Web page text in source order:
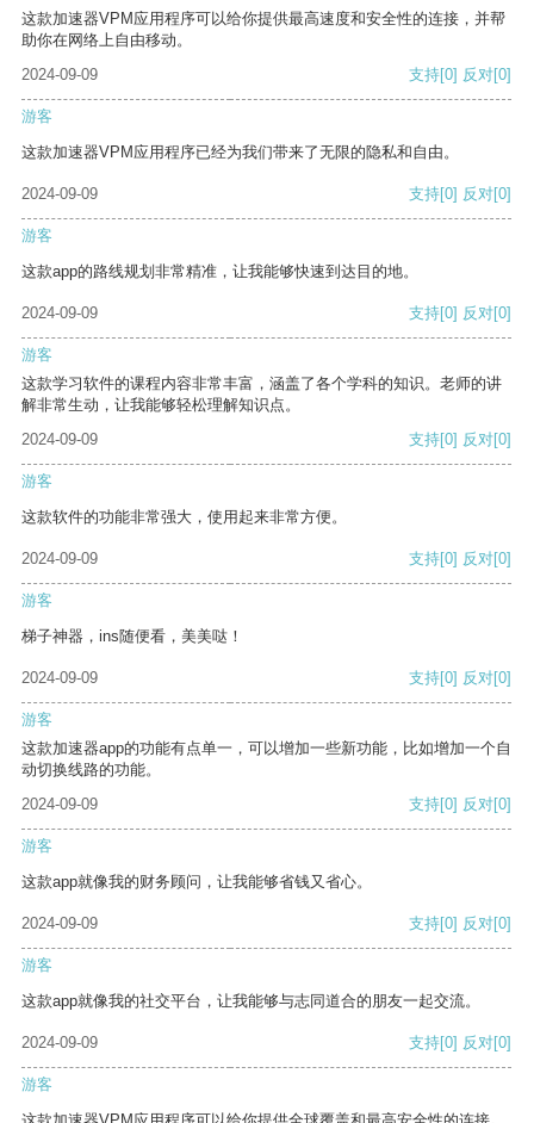
这款加速器VPM应用程序可以给你提供最高速度和安全性的连接，并帮
助你在网络上自由移动。
2024-09-09
支持[0] 反对[0]
游客
这款加速器VPM应用程序已经为我们带来了无限的隐私和自由。
2024-09-09 支持[0] 反对[0]
游客
这款app的路线规划非常精准，让我能够快速到达目的地。
2024-09-09 支持[0] 反对[0]
游客
这款学习软件的课程内容非常丰富，涵盖了各个学科的知识。老师的讲
解非常生动，让我能够轻松理解知识点。
2024-09-09
支持[0] 反对[0]
游客
这款软件的功能非常强大，使用起来非常方便。
2024-09-09 支持[0] 反对[0]
游客
梯子神器，ins随便看，美美哒！
2024-09-09 支持[0] 反对[0]
游客
这款加速器app的功能有点单一，可以增加一些新功能，比如增加一个自
动切换线路的功能。
2024-09-09
支持[0] 反对[0]
游客
这款app就像我的财务顾问，让我能够省钱又省心。
2024-09-09 支持[0] 反对[0]
游客
这款app就像我的社交平台，让我能够与志同道合的朋友一起交流。
2024-09-09 支持[0] 反对[0]
游客